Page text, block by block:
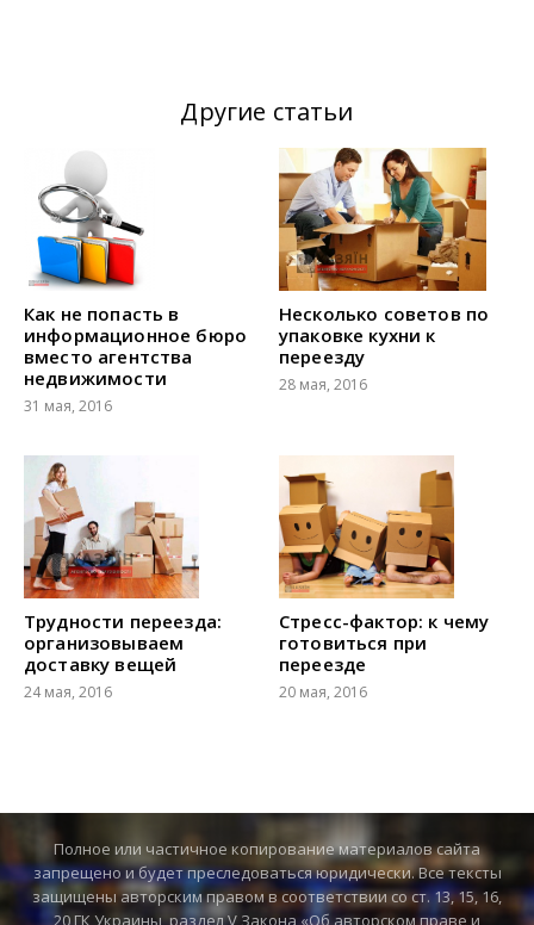
Другие статьи
Как не попасть в
информационное бюро
вместо агентства
недвижимости
31 мая, 2016
Несколько советов по
упаковке кухни к
переезду
28 мая, 2016
Трудности переезда:
организовываем
доставку вещей
24 мая, 2016
Стресс-фактор: к чему
готовиться при
переезде
20 мая, 2016
Полное или частичное копирование материалов сайта
запрещено и будет преследоваться юридически. Все тексты
защищены авторским правом в соответствии со ст. 13, 15, 16,
20 ГК Украины, раздел V Закона «Об авторском праве и